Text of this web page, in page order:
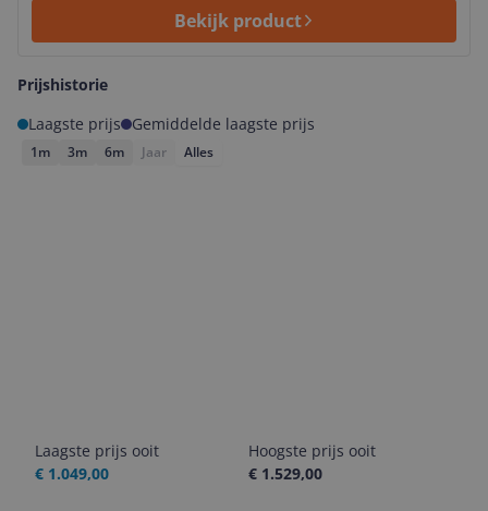
Bekijk product
Prijshistorie
Laagste prijs
Gemiddelde laagste prijs
1m 3m 6m Jaar Alles
Laagste prijs ooit
€ 1.049,00
Hoogste prijs ooit
€ 1.529,00